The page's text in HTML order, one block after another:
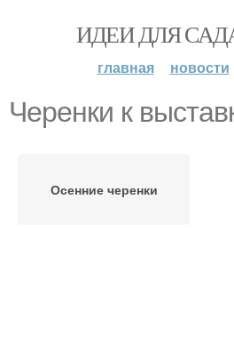
ИДЕИ ДЛЯ
главная новости
Черенки к
Осенние черенки